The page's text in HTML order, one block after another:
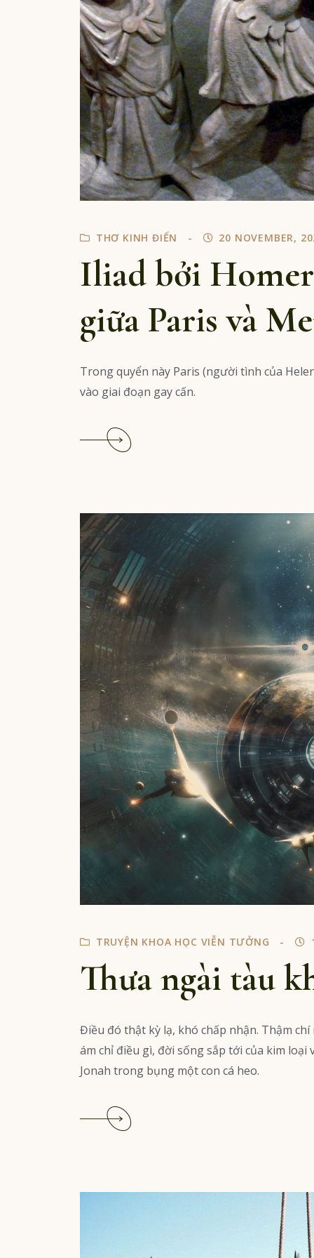
THƠ KINH ĐIỂN 20 NOVEMBER,
Iliad bởi
giữa Paris và
Trong quyển này Paris (người tình của
vào giai đoạn gay cấn.
TRUYỆN KHOA HỌC VIỄN TƯỞNG
Thưa ngài tàu
Điều đó thật kỳ lạ, khó chấp nhận. Thậm
ám chỉ điều gì, đời sống sắp tới của kim
Jonah trong bụng một con cá heo.